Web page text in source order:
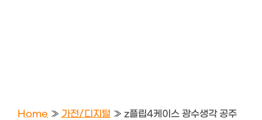
Home » 가전/디지털 » z플립4케이스 광수생각 공주